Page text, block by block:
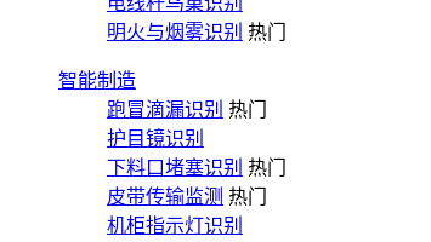
明火与烟雾识别 热门
智能制造
跑冒滴漏识别 热门
护目镜识别
下料口堵塞识别 热门
皮带传输监测 热门
机柜指示灯识别